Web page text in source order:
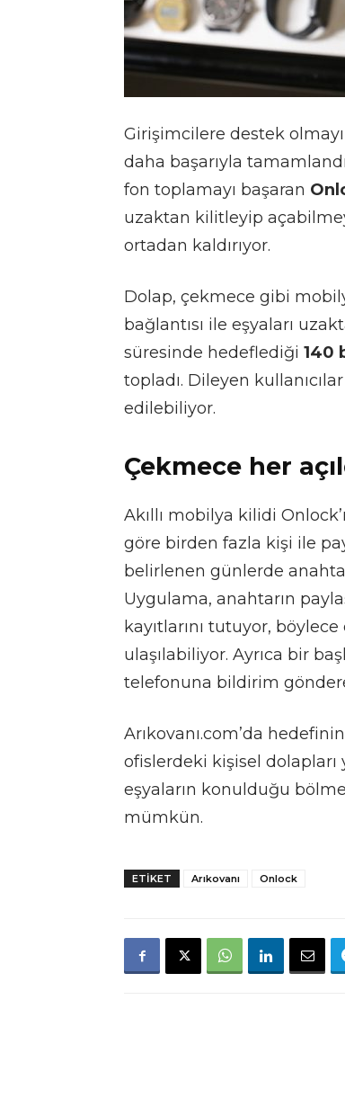
Girişimcilere destek
daha başarıyla
fon toplamayı başaran
uzaktan kilitleyip
ortadan kaldırıyor.
Dolap, çekmece gibi
bağlantısı ile eşyaları
süresinde hedeflediği 140
topladı. Dileyen
edilebiliyor.
Çekmece her
Akıllı mobilya kilidi
göre birden fazla kişi ile
belirlenen günlerde
Uygulama, anahtarın
kayıtlarını tutuyor,
ulaşılabiliyor. Ayrıca bir
telefonuna bildirim
Arıkovanı.com’da
ofislerdeki kişisel dolapları
eşyaların konulduğu
mümkün.
ETIKET Arıkovanı Onlock